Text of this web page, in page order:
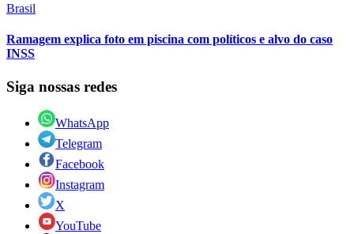
Brasil
Ramagem explica foto em piscina com políticos e alvo do caso
INSS
Siga nossas redes
WhatsApp
Telegram
Facebook
Instagram
X
YouTube